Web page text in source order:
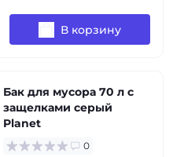
В корзину
Бак для мусора 70 л с
защелками серый
Planet
0